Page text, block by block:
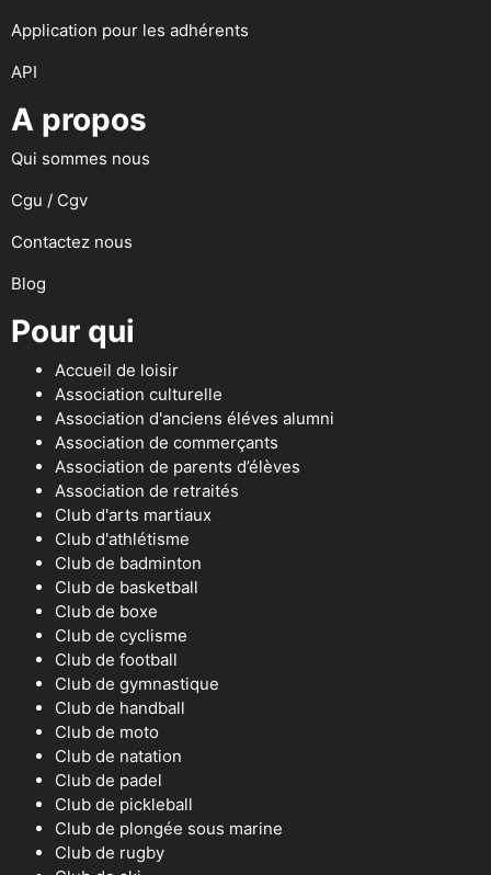
Application pour les adhérents
API
A propos
Qui sommes nous
Cgu / Cgv
Contactez nous
Blog
Pour qui
Accueil de loisir
Association culturelle
Association d'anciens éléves alumni
Association de commerçants
Association de parents d’élèves
Association de retraités
Club d'arts martiaux
Club d'athlétisme
Club de badminton
Club de basketball
Club de boxe
Club de cyclisme
Club de football
Club de gymnastique
Club de handball
Club de moto
Club de natation
Club de padel
Club de pickleball
Club de plongée sous marine
Club de rugby